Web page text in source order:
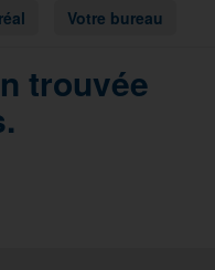
Votre bureau
trouvée